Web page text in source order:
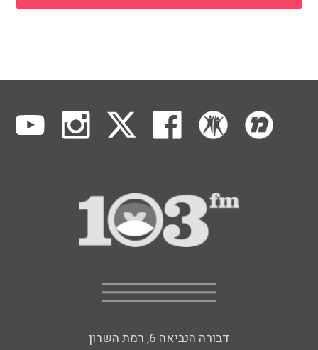
דבורה הנביאה 6, רמת השרון